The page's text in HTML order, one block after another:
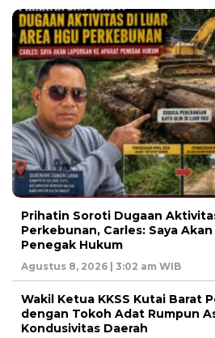
Prihatin Soroti Dugaan
Perkebunan, Carles: Saya
Penegak Hukum
Agustus 8, 2026 | 3:02 am WIB
Wakil Ketua KKSS Kutai Barat
dengan Tokoh Adat Rumpun
Kondusivitas Daerah